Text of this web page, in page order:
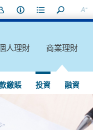
人理財 商業理財
繳賬 投資 融資